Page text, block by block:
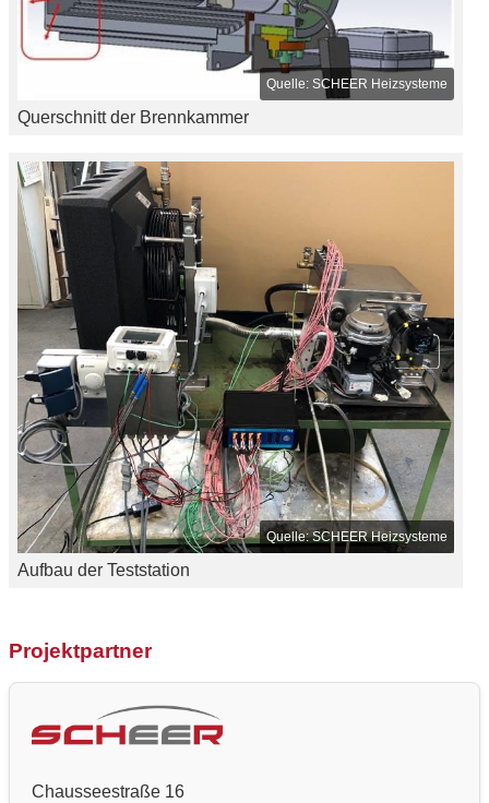
SCHEER Heizsysteme
Querschnitt der Brennkammer
SCHEER Heizsysteme
Aufbau der Teststation
Projektpartner
Chausseestraße 16